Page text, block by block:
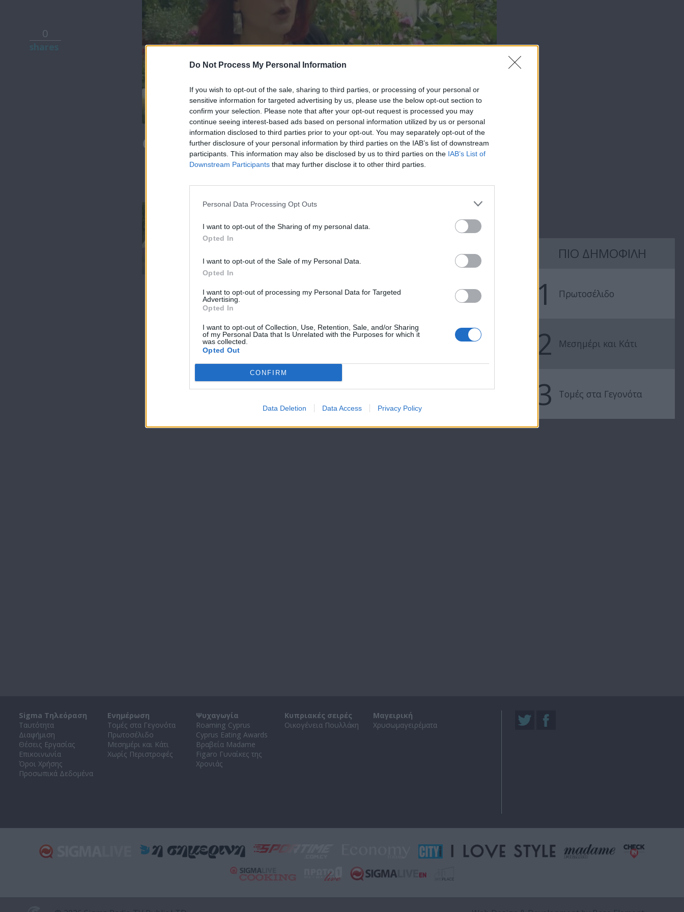
Do Not Process My Personal Information
If you wish to opt-out of the sale, sharing to third parties, or processing of your personal or
sensitive information for targeted advertising by us, please use the below opt-out section to
confirm your selection. Please note that after your opt-out request is processed you may
continue seeing interest-based ads based on personal information utilized by us or personal
information disclosed to third parties prior to your opt-out. You may separately opt-out of the
further disclosure of your personal information by third parties on the IAB’s list of downstream
participants. This information may also be disclosed by us to third parties on the IAB’s List of
Downstream Participants that may further disclose it to other third parties.
Personal Data Processing Opt Outs
I want to opt-out of the Sharing of my personal data.
Opted In
I want to opt-out of the Sale of my Personal Data.
Opted In
I want to opt-out of processing my Personal Data for Targeted
Advertising.
Opted In
I want to opt-out of Collection, Use, Retention, Sale, and/or Sharing
of my Personal Data that Is Unrelated with the Purposes for which it
was collected.
Opted Out
CONFIRM
Data Deletion Data Access Privacy Policy
0
Θα γυρίσει ο τροχός επ.25
τροχός επ.30
τροχός επ.29
Θα γυρίσει ο
τροχός επ.27
Θα γυρίσει ο
τροχός επ.26
ΠΙΟ ΔΗΜΟΦΙΛΗ
1 Πρωτοσέλιδο
2 Μεσημέρι και Κάτι
3 Τομές στα Γεγονότα
Sigma Τηλεόραση
Ταυτότητα
Διαφήμιση
Θέσεις Εργασίας
Επικοινωνία
Όροι Χρήσης
Προσωπικά Δεδομένα
Ενημέρωση
Τομές στα Γεγονότα
Πρωτοσέλιδο
Μεσημέρι και Κάτι
Χωρίς Περιστροφές
Ψυχαγωγία
Roaming Cyprus
Cyprus Eating Awards
Βραβεία Madame
Figaro Γυναίκες της
Χρονιάς
Κυπριακές σειρές
Οικογένεια Πουλλάκη
Μαγειρική
Χρυσωμαγειρέματα